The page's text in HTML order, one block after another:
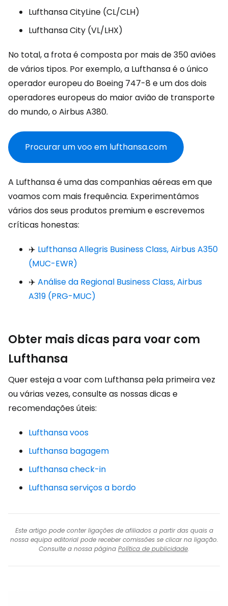
Lufthansa CityLine (CL/CLH)
Lufthansa City (VL/LHX)
No total, a frota é composta por mais de 350 aviões
de vários tipos. Por exemplo, a Lufthansa é o único
operador europeu do Boeing 747-8 e um dos dois
operadores europeus do maior avião de transporte
do mundo, o Airbus A380.
Procurar um voo em lufthansa.com
A Lufthansa é uma das companhias aéreas em que
voamos com mais frequência. Experimentámos
vários dos seus produtos premium e escrevemos
críticas honestas:
✈️ Lufthansa Allegris Business Class, Airbus A350
(MUC-EWR)
✈️ Análise da Regional Business Class, Airbus
A319 (PRG-MUC)
Obter mais dicas para voar com
Lufthansa
Quer esteja a voar com Lufthansa pela primeira vez
ou várias vezes, consulte as nossas dicas e
recomendações úteis:
Lufthansa voos
Lufthansa bagagem
Lufthansa check-in
Lufthansa serviços a bordo
Este artigo pode conter ligações de afiliados a partir das quais a
nossa equipa editorial pode receber comissões se clicar na ligação.
Consulte a nossa página Política de publicidade.